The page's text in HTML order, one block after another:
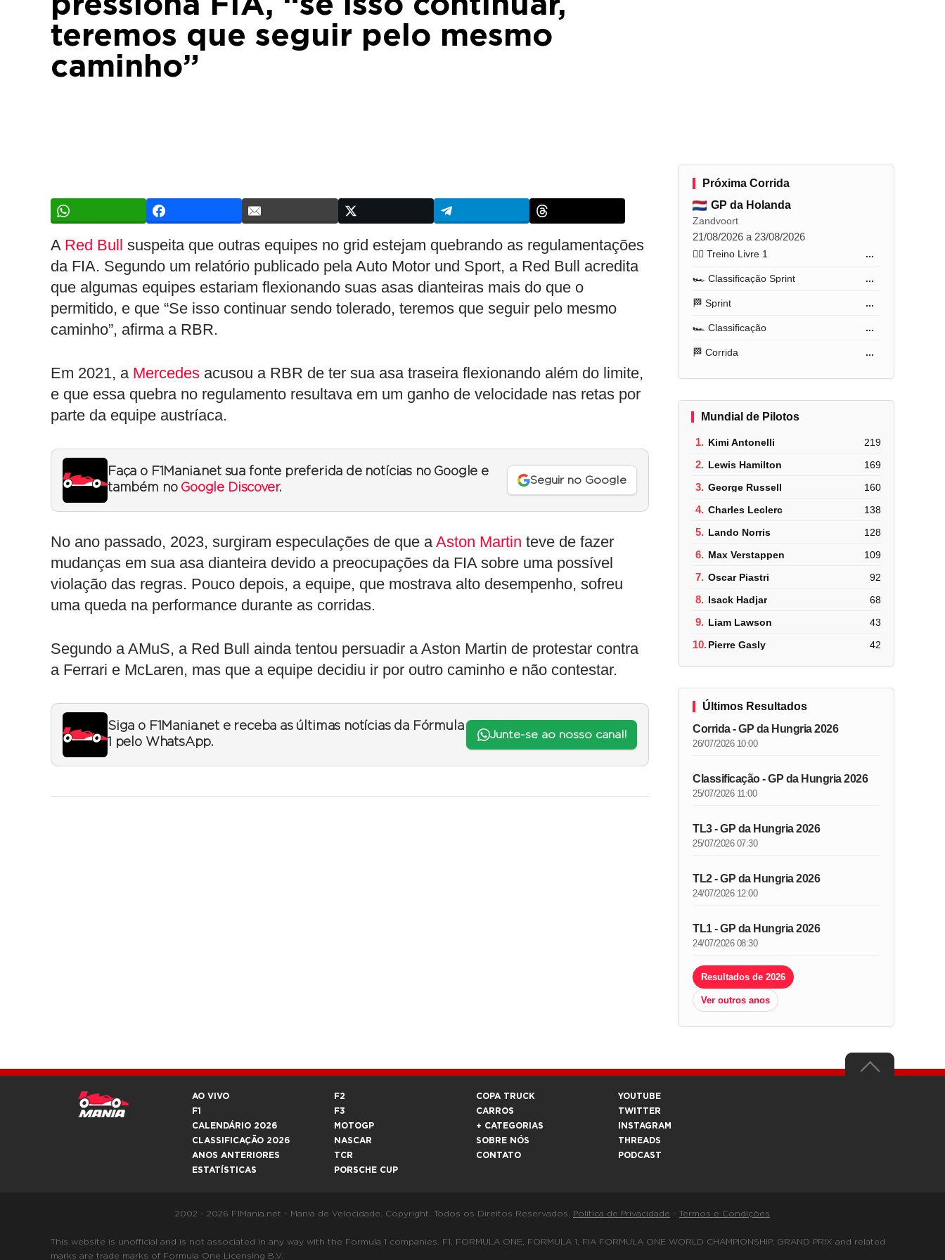
teremos que seguir pelo mesmo
caminho”
A Red Bull suspeita que outras equipes no grid estejam quebrando as regulamentações
da FIA. Segundo um relatório publicado pela Auto Motor und Sport, a Red Bull acredita
que algumas equipes estariam flexionando suas asas dianteiras mais do que o
permitido, e que “Se isso continuar sendo tolerado, teremos que seguir pelo mesmo
caminho”, afirma a RBR.
Em 2021, a Mercedes acusou a RBR de ter sua asa traseira flexionando além do limite,
e que essa quebra no regulamento resultava em um ganho de velocidade nas retas por
parte da equipe austríaca.
Faça o F1Mania.net sua fonte preferida de notícias no Google e
também no Google Discover.
Seguir no Google
No ano passado, 2023, surgiram especulações de que aAston Martin teve de fazer
mudanças em sua asa dianteira devido a preocupações da FIA sobre uma possível
violação das regras. Pouco depois, a equipe, que mostrava alto desempenho, sofreu
uma queda na performance durante as corridas.
Segundo a AMuS, a Red Bull ainda tentou persuadir a Aston Martin de protestar contra
a Ferrari e McLaren, mas que a equipe decidiu ir por outro caminho e não contestar.
Siga o F1Mania.net e receba as últimas notícias da Fórmula
1 pelo WhatsApp.
Junte-se ao nosso canal!
Próxima Corrida
GP da Holanda
Zandvoort
21/08/2026 a 23/08/2026
🏋️‍♂️ Treino Livre 1 ...
🏎️ Classificação Sprint ...
🏁 Sprint ...
🏎️ Classificação ...
🏁 Corrida ...
Mundial de Pilotos
1. Kimi Antonelli 219
2. Lewis Hamilton 169
3. George Russell 160
4. Charles Leclerc 138
5. Lando Norris 128
6. Max Verstappen 109
7. Oscar Piastri 92
8. Isack Hadjar 68
9. Liam Lawson 43
10.Pierre Gasly 42
Últimos Resultados
Corrida - GP da Hungria 2026
26/07/2026 10:00
Classificação - GP da Hungria 2026
25/07/2026 11:00
TL3 - GP da Hungria 2026
25/07/2026 07:30
TL2 - GP da Hungria 2026
24/07/2026 12:00
TL1 - GP da Hungria 2026
24/07/2026 08:30
Resultados de 2026
Ver outros anos
AO VIVO
F1
CALENDÁRIO 2026
CLASSIFICAÇÃO 2026
ANOS ANTERIORES
ESTATÍSTICAS
F2
F3
MOTOGP
NASCAR
TCR
PORSCHE CUP
COPA TRUCK
CARROS
+ CATEGORIAS
SOBRE NÓS
CONTATO
YOUTUBE
TWITTER
INSTAGRAM
THREADS
PODCAST
2002 - 2026 F1Mania.net - Mania de Velocidade. Copyright. Todos os Direitos Reservados. Política de Privacidade - Termos e Condições
This website is unofficial and is not associated in any way with the Formula 1 companies. F1, FORMULA ONE, FORMULA 1, FIA FORMULA ONE WORLD CHAMPIONSHIP, GRAND PRIX and related
marks are trade marks of Formula One Licensing B.V.